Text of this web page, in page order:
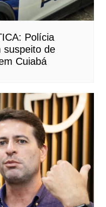
Polícia
suspeito de
Cuiabá